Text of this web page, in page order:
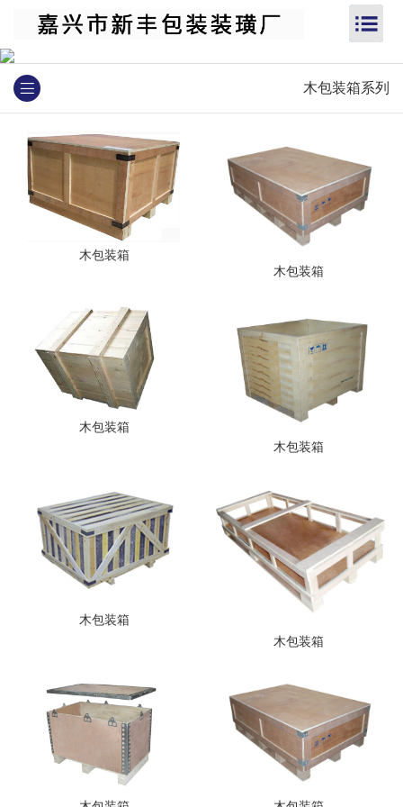
木包装箱系列
木包装箱
木包装箱
木包装箱
木包装箱
木包装箱
木包装箱